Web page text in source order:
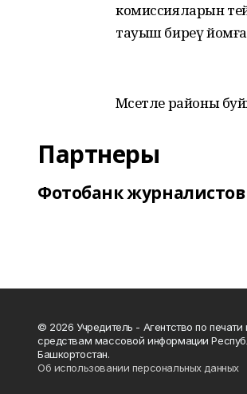
комиссияларын
тауыш биреү
Мәсетле районы
Партнеры
Фотобанк журналистов
© 2026 Учредитель - Агентство по печати
средствам массовой информации
Башкортостан.
Об использовании персональных данных